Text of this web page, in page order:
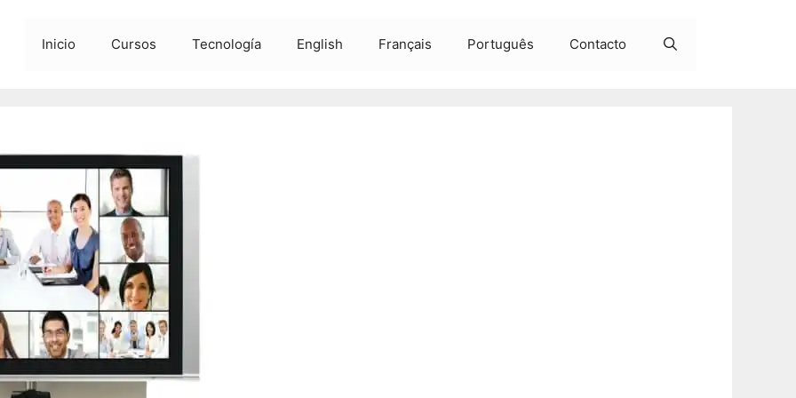
Inicio Cursos Tecnología English Français Português Contacto